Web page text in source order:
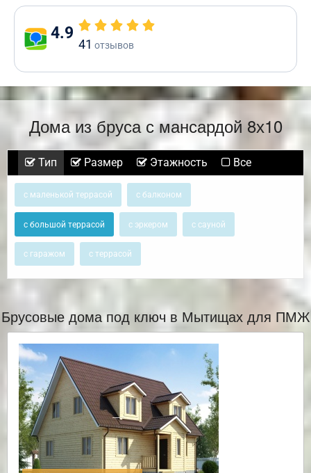
4.9
41 отзывов
Дома из бруса с мансардой 8х10
Тип Размер Этажность Все
с маленькой террасой с балконом
с большой террасой с эркером с сауной
с гаражом с террасой
Брусовые дома под ключ в Мытищах для ПМЖ